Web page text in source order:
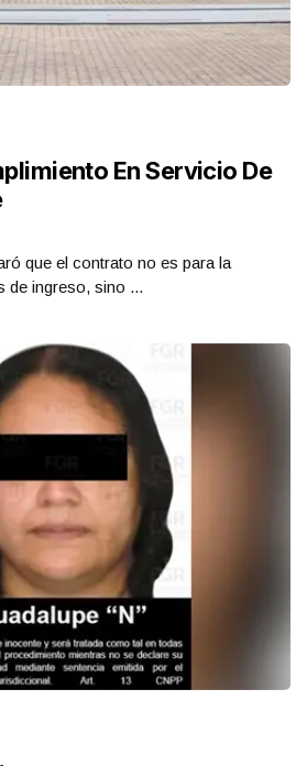
En Servicio De
que el contrato no es para la
de ingreso, sino ...